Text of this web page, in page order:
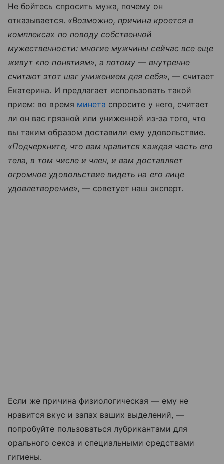
Не бойтесь спросить мужа, почему он
отказывается. «Возможно, причина кроется в
комплексах по поводу собственной
мужественности: многие мужчины сейчас все еще
живут «по понятиям», а потому — внутренне
считают этот шаг унижением для себя», — считает
Екатерина. И предлагает использовать такой
прием: во время минета спросите у него, считает
ли он вас грязной или униженной из-за того, что
вы таким образом доставили ему удовольствие.
«Подчеркните, что вам нравится каждая часть его
тела, в том числе и член, и вам доставляет
огромное удовольствие видеть на его лице
удовлетворение», — советует наш эксперт.
Если же причина физиологическая — ему не
нравится вкус и запах ваших выделений, —
попробуйте пользоваться лубрикантами для
орального секса и специальными средствами
гигиены.